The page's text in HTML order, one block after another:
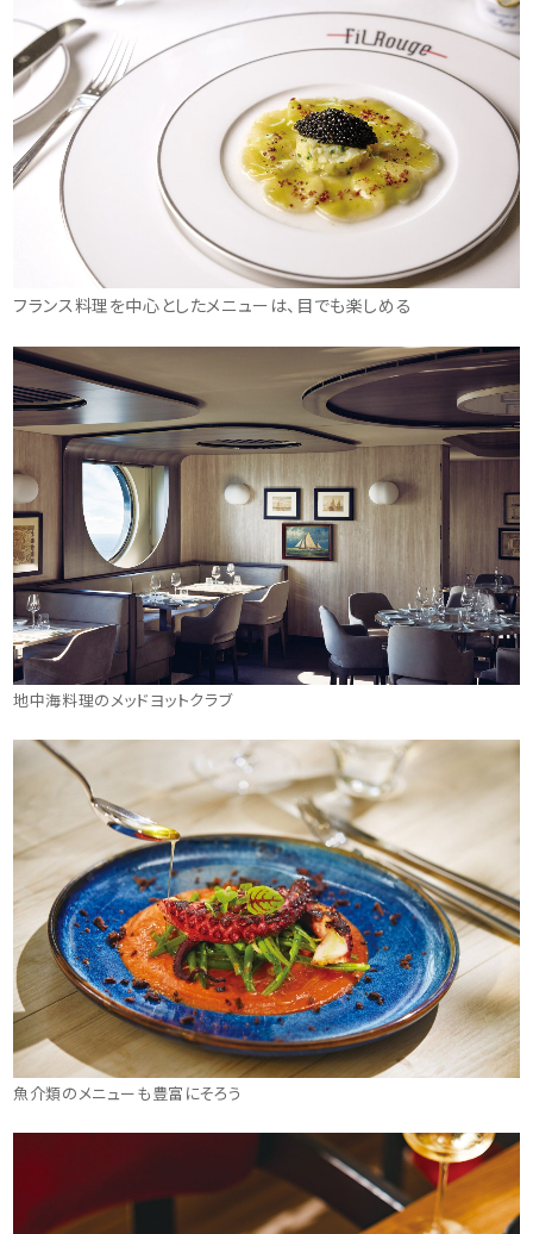
フランス料理を中心としたメニューは、目でも楽しめる
地中海料理のメッドヨットクラブ
魚介類のメニューも豊富にそろう